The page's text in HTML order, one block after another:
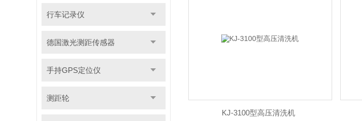
行车记录仪
德国激光测距传感器
手持GPS定位仪
测距轮
KJ-3100型高压清洗机